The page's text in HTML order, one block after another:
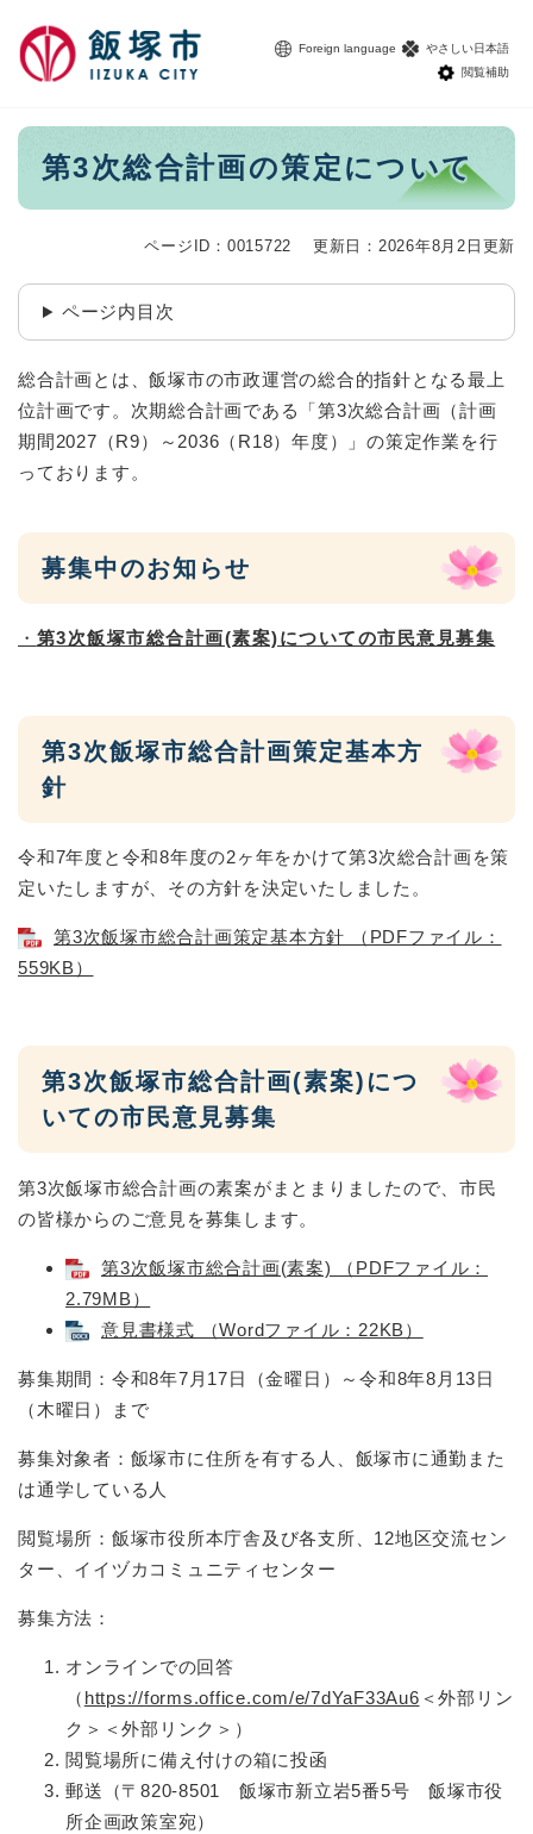
Foreign language
やさしい日本語
閲覧補助
本
第3次総合計画の策定について
ページID：0015722 更新日：2026年8月2日更新
ページ内目次
総合計画とは、飯塚市の市政運営の総合的指針となる最上
位計画です。次期総合計画である「第3次総合計画（計画
期間2027（R9）～2036（R18）年度）」の策定作業を行
っております。
募集中のお知らせ
・ 第3次飯塚市総合計画(素案)についての市民意見募集
第3次飯塚市総合計画策定基本方
針
令和7年度と令和8年度の2ヶ年をかけて第3次総合計画を策
定いたしますが、その方針を決定いたしました。
第3次飯塚市総合計画策定基本方針 （PDFファイル：
559KB）
第3次飯塚市総合計画(素案)につ
いての市民意見募集
第3次飯塚市総合計画の素案がまとまりましたので、市民
の皆様からのご意見を募集します。​
第3次飯塚市総合計画(素案) （PDFファイル：
2.79MB）
意見書様式 （Wordファイル：22KB）
募集期間：令和8年7月17日（金曜日）～令和8年8月13日
（木曜日）まで
募集対象者：飯塚市に住所を有する人、飯塚市に通勤また
は通学している人
閲覧場所：飯塚市役所本庁舎及び各支所、12地区交流セン
ター、イイヅカコミュニティセンター
募集方法：
オンラインでの回答
（ https://forms.office.com/e/7dYaF33Au6 ＜外部リン
ク＞ ＜外部リンク＞）
閲覧場所に備え付けの箱に投函
郵送（〒820-8501 飯塚市新立岩5番5号 飯塚市役
所企画政策室宛）